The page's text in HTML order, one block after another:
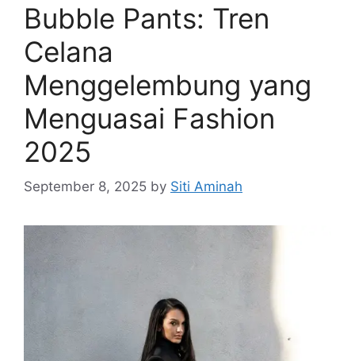
Bubble Pants: Tren
Celana
Menggelembung yang
Menguasai Fashion
2025
September 8, 2025 by Siti Aminah